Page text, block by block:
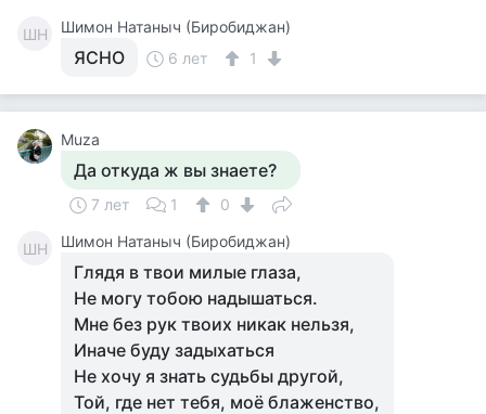
ШН Шимон Натаныч (Биробиджан)
ЯСНО 6 лет 1
Muza
Да откуда ж вы знаете?
7 лет 1 0
ШН Шимон Натаныч (Биробиджан)
Глядя в твои милые глаза,
Не могу тобою надышаться.
Мне без рук твоих никак нельзя,
Иначе буду задыхаться
Не хочу я знать судьбы другой,
Той, где нет тебя, моё блаженство,